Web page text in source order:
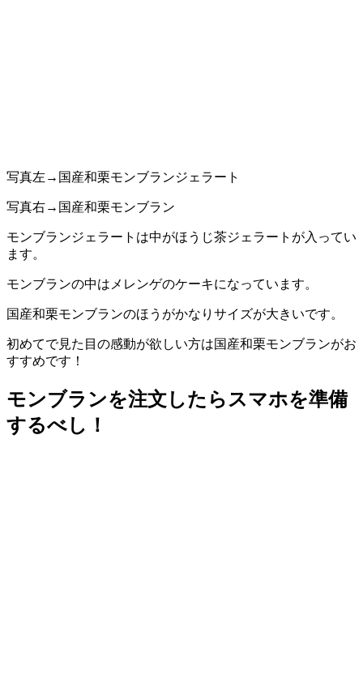
写真左→国産和栗モンブランジェラート
写真右→国産和栗モンブラン
モンブランジェラートは中がほうじ茶ジェラートが入ってい
ます。
モンブランの中はメレンゲのケーキになっています。
国産和栗モンブランのほうがかなりサイズが大きいです。
初めてで見た目の感動が欲しい方は国産和栗モンブランがお
すすめです！
モンブランを注文したらスマホを準備
するべし！